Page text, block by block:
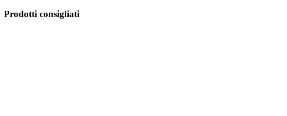
Prodotti consigliati